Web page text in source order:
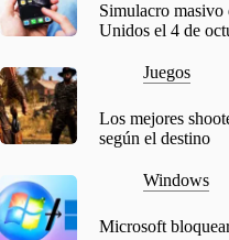
Simulacro masivo
Unidos el 4 de
Juegos
Los mejores
según el destino
Windows
Microsoft